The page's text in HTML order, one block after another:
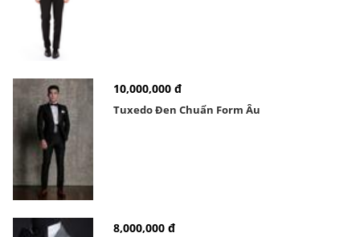
10,000,000 đ
Tuxedo Đen Chuẩn Form Âu
8,000,000 đ